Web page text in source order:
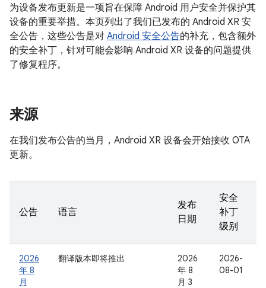
为设备发布更新是一项旨在保障 Android 用户安全并保护其
设备的重要举措。本页列出了我们已发布的 Android XR 安
全公告，这些公告是对 Android 安全公告的补充，包含额外
的安全补丁，针对可能会影响 Android XR 设备的问题提供
了修复程序。
来源
在我们发布公告的当月，Android XR 设备会开始接收 OTA
更新。
公告 语言
发布
日期
安全
补丁
级别
2026
年 8
月
翻译版本即将推出
2026
年 8
月 3
2026-
08-01